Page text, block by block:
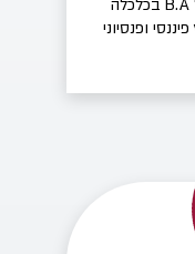
השקעות מוביל בישראל B.A בכלכלה
ופנסיוני
אני מאמין